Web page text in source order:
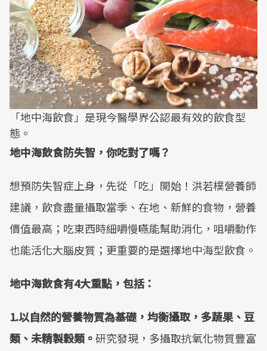
「地中海飲食」是現今醫學界公認最有效的飲食型
態。
地中海飲食防失智，你吃對了嗎？
想預防失智症上身，先從「吃」開始！洪若樸營養師
建議，飲食盡量攝取當季、在地、新鮮的食物，營養
價值最高；吃東西時細嚼慢嚥能幫助消化，咀嚼動作
也能活化大腦皮質；更重要的是選擇地中海型飲食。
地中海飲食有4大重點，包括：
1.以自然的營養物質為基礎，均衡攝取，多蔬果、豆
類、未精製穀類。研究發現，多攝取抗氧化物質豐富